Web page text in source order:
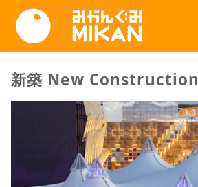
新築 New Construction